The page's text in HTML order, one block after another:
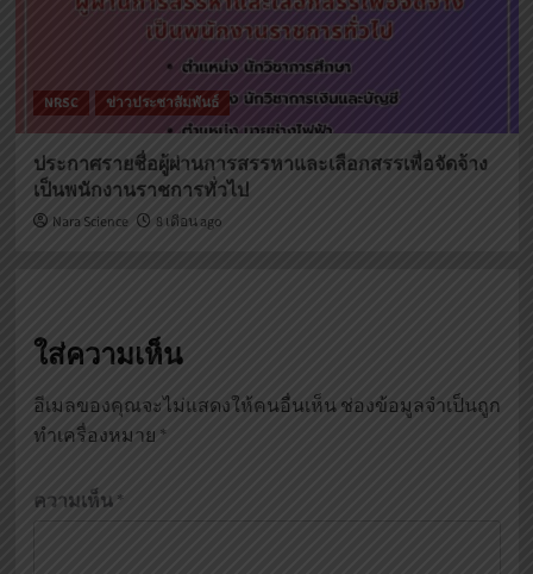
NRSC ข่าวประชาสัมพันธ์
ประกาศรายชื่อผู้ผ่านการสรรหาและเลือกสรรเพื่อจัดจ้าง
เป็นพนักงานราชการทั่วไป
Nara Science 8 เดือน ago
ใส่ความเห็น
อีเมลของคุณจะไม่แสดงให้คนอื่นเห็น ช่องข้อมูลจำเป็นถูก
ทำเครื่องหมาย *
ความเห็น *